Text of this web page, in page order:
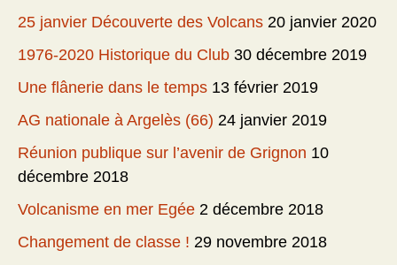
25 janvier Découverte des Volcans 20 janvier 2020
1976-2020 Historique du Club 30 décembre 2019
Une flânerie dans le temps 13 février 2019
AG nationale à Argelès (66) 24 janvier 2019
Réunion publique sur l’avenir de Grignon 10
décembre 2018
Volcanisme en mer Egée 2 décembre 2018
Changement de classe ! 29 novembre 2018